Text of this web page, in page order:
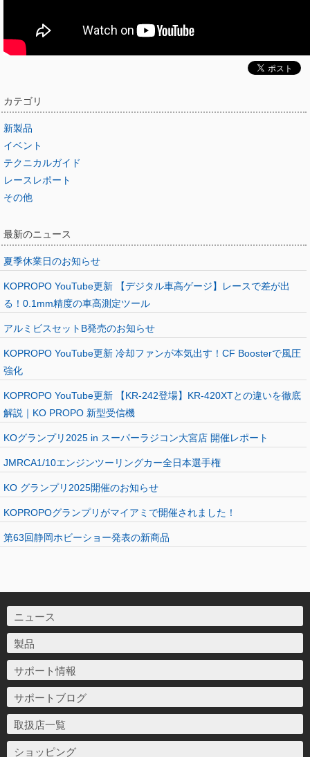
カテゴリ
新製品
イベント
テクニカルガイド
レースレポート
その他
最新のニュース
夏季休業日のお知らせ
KOPROPO YouTube更新 【デジタル車高ゲージ】レースで差が出
る！0.1mm精度の車高測定ツール
アルミビスセットB発売のお知らせ
KOPROPO YouTube更新 冷却ファンが本気出す！CF Boosterで風圧
強化
KOPROPO YouTube更新 【KR-242登場】KR-420XTとの違いを徹底
解説｜KO PROPO 新型受信機
KOグランプリ2025 in スーパーラジコン大宮店 開催レポート
JMRCA1/10エンジンツーリングカー全日本選手権
KO グランプリ2025開催のお知らせ
KOPROPOグランプリがマイアミで開催されました！
第63回静岡ホビーショー発表の新商品
ニュース
製品
サポート情報
サポートブログ
取扱店一覧
ショッピング